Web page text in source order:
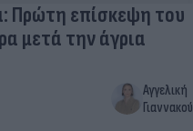
Πρώτη επίσκεψη του
μετά την άγρια
Αγγελική
Γιαννακού